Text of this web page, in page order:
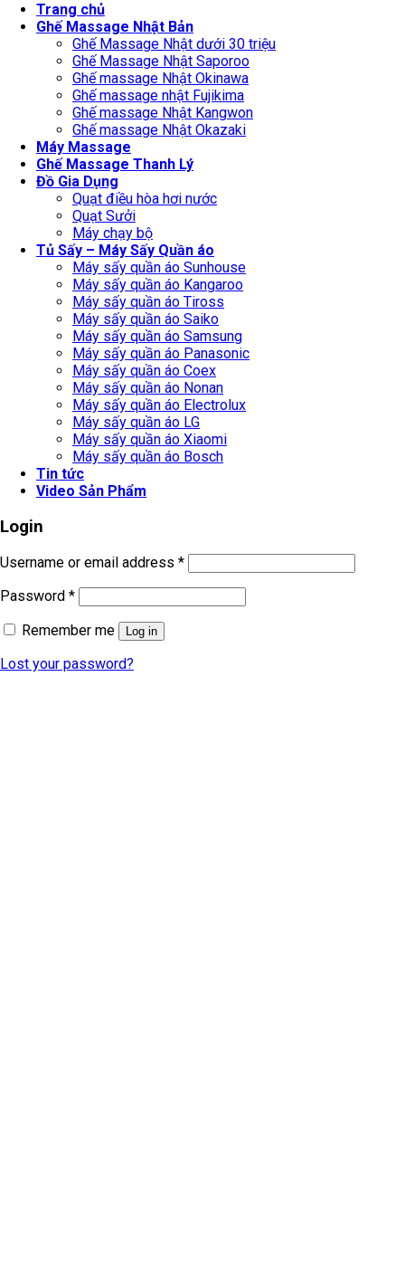
Trang chủ
Ghế Massage Nhật Bản
Ghế Massage Nhật dưới 30 triệu
Ghế Massage Nhật Saporoo
Ghế massage Nhật Okinawa
Ghế massage nhật Fujikima
Ghế massage Nhật Kangwon
Ghế massage Nhật Okazaki
Máy Massage
Ghế Massage Thanh Lý
Đồ Gia Dụng
Quạt điều hòa hơi nước
Quạt Sưởi
Máy chạy bộ
Tủ Sấy – Máy Sấy Quần áo
Máy sấy quần áo Sunhouse
Máy sấy quần áo Kangaroo
Máy sấy quần áo Tiross
Máy sấy quần áo Saiko
Máy sấy quần áo Samsung
Máy sấy quần áo Panasonic
Máy sấy quần áo Coex
Máy sấy quần áo Nonan
Máy sấy quần áo Electrolux
Máy sấy quần áo LG
Máy sấy quần áo Xiaomi
Máy sấy quần áo Bosch
Tin tức
Video Sản Phẩm
Login
Username or email address *
Password *
Remember me
Log in
Lost your password?